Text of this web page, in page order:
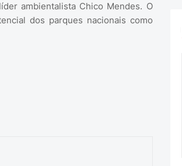
ambientalista Chico Mendes. O
dos parques nacionais como